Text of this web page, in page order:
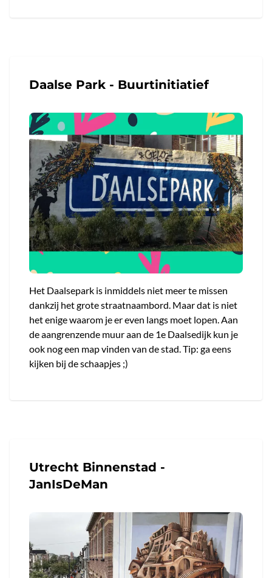
Daalse Park - Buurtinitiatief
Het Daalsepark is inmiddels niet meer te missen
dankzij het grote straatnaambord. Maar dat is niet
het enige waarom je er even langs moet lopen. Aan
de aangrenzende muur aan de 1e Daalsedijk kun je
ook nog een map vinden van de stad. Tip: ga eens
kijken bij de schaapjes ;)
Utrecht Binnenstad -
JanIsDeMan